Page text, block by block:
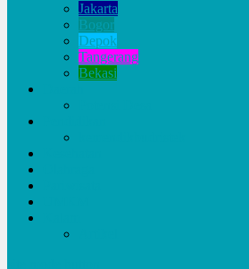
Jakarta
Bogor
Depok
Tangerang
Bekasi